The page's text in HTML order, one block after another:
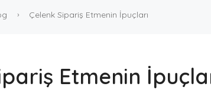
Çelenk Sipariş Etmenin İpuçları
Etmenin